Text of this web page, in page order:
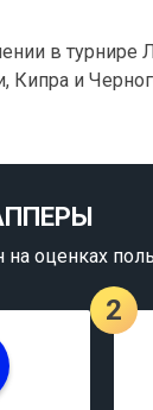
в турнире
Кипра и
на оценках
2